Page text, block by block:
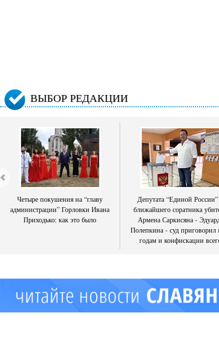
ВЫБОР РЕДАКЦИИ
Четыре покушения на “главу
администрации” Горловки Ивана
Приходько: как это было
Депутата “Единой
ближайшего соратника
Армена Саркисяна -
Полепкина - суд приговорил
годам и конфискации